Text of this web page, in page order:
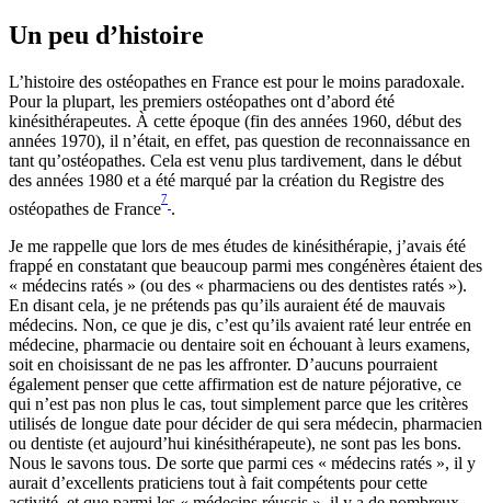
Un peu d’histoire
L’histoire des ostéopathes en France est pour le moins paradoxale.
Pour la plupart, les premiers ostéopathes ont d’abord été
kinésithérapeutes. À cette époque (fin des années 1960, début des
années 1970), il n’était, en effet, pas question de reconnaissance en
tant qu’ostéopathes. Cela est venu plus tardivement, dans le début
des années 1980 et a été marqué par la création du Registre des
ostéopathes de France
7
.
Je me rappelle que lors de mes études de kinésithérapie, j’avais été
frappé en constatant que beaucoup parmi mes congénères étaient des
« médecins ratés » (ou des « pharmaciens ou des dentistes ratés »).
En disant cela, je ne prétends pas qu’ils auraient été de mauvais
médecins. Non, ce que je dis, c’est qu’ils avaient raté leur entrée en
médecine, pharmacie ou dentaire soit en échouant à leurs examens,
soit en choisissant de ne pas les affronter. D’aucuns pourraient
également penser que cette affirmation est de nature péjorative, ce
qui n’est pas non plus le cas, tout simplement parce que les critères
utilisés de longue date pour décider de qui sera médecin, pharmacien
ou dentiste (et aujourd’hui kinésithérapeute), ne sont pas les bons.
Nous le savons tous. De sorte que parmi ces « médecins ratés », il y
aurait d’excellents praticiens tout à fait compétents pour cette